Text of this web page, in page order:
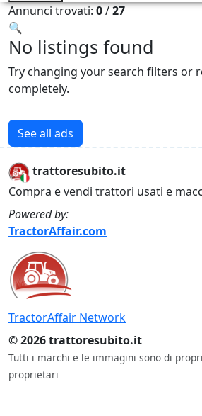
Annunci trovati:0/27
🔍
No listings found
Try changing your search filters or
completely.
See all ads
trattoresubito.it
Compra e vendi trattori usati e
Powered by:
TractorAffair.com
TractorAffair Network
© 2026 trattoresubito.it
Tutti i marchi e le immagini sono di
proprietari